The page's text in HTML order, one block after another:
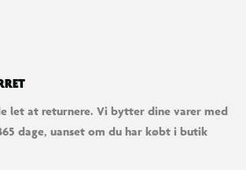
let at returnere. Vi bytter dine varer med
dage, uanset om du har købt i butik